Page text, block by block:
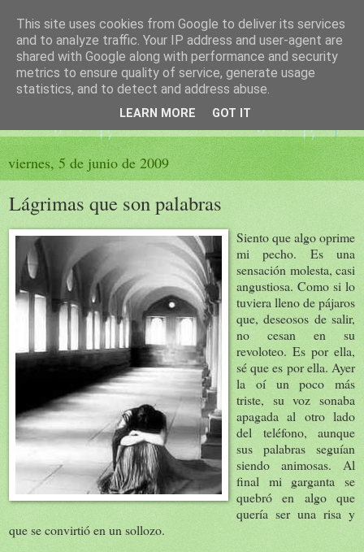
El sueño de las palabras
PÁGINA LITERARIA DE FELISA MORENO
viernes, 5 de junio de 2009
Lágrimas que son palabras
Siento que algo oprime
mi pecho. Es una
sensación molesta, casi
angustiosa. Como si lo
tuviera lleno de pájaros
que, deseosos de salir,
no cesan en su
revoloteo. Es por ella,
sé que es por ella. Ayer
la oí un poco más
triste, su voz sonaba
apagada al otro lado
del teléfono, aunque
sus palabras seguían
siendo animosas. Al
final mi garganta se
quebró en algo que
quería ser una risa y
que se convirtió en un sollozo.
This site uses cookies from Google to deliver its services
and to analyze traffic. Your IP address and user-agent are
shared with Google along with performance and security
metrics to ensure quality of service, generate usage
statistics, and to detect and address abuse.
LEARN MORE GOT IT